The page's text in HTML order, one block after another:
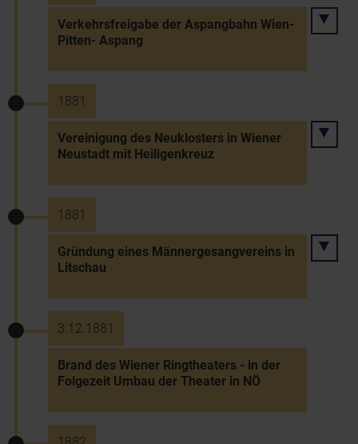
Verkehrsfreigabe der Aspangbahn Wien-
Pitten- Aspang
1881
Vereinigung des Neuklosters in Wiener
Neustadt mit Heiligenkreuz
1881
Gründung eines Männergesangvereins in
Litschau
3.12.1881
Brand des Wiener Ringtheaters - in der
Folgezeit Umbau der Theater in NÖ